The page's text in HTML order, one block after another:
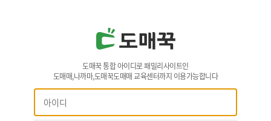
도매꾹 통합 아이디로 패밀리사이트인
도매매,나까마,도매꾹도매매 교육센터까지 이용가능합니다